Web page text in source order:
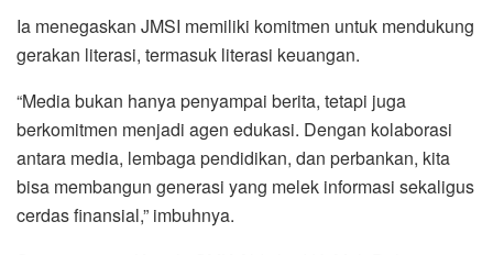
Ia menegaskan JMSI memiliki komitmen untuk mendukung
gerakan literasi, termasuk literasi keuangan.
“Media bukan hanya penyampai berita, tetapi juga
berkomitmen menjadi agen edukasi. Dengan kolaborasi
antara media, lembaga pendidikan, dan perbankan, kita
bisa membangun generasi yang melek informasi sekaligus
cerdas finansial,” imbuhnya.